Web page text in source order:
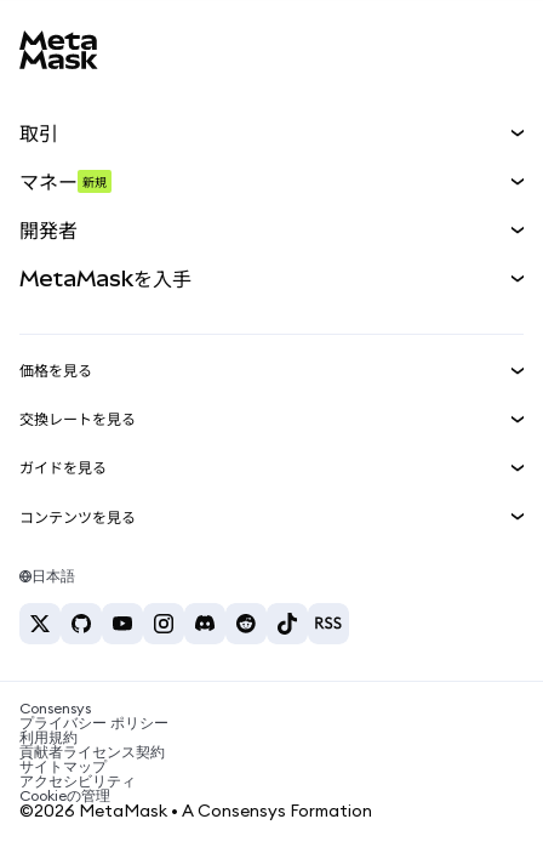
取引
パーペチュアル
RWA
マネー 新規
開発者
MetaMask Connect
Snaps
Web3サービス
MetaMaskを入手
セキュリティ
サポート
キャリア
お問い合わせ
価格を見る
イーサリアムの価格
Solanaの価格
Tetherの価格
交換レートを見る
ETH→USD
USDT→INR
BTC→INR
ETH→USDT
ガイドを見る
ETHの購入
USDTの購入
SHIBの購入
BNBの購入
コンテンツを見る
Solanaウォレット
税制関連ニュース
暗号資産の購入方法は？
ビットコインを売るには？
日本語
Consensys
プライバシー ポリシー
利用規約
貢献者ライセンス契約
サイトマップ
アクセシビリティ
Cookieの管理
©2026 MetaMask • A Consensys Formation